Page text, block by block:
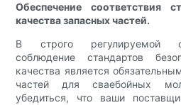
Обеспечение соответствия
качества запасных частей.
В строго регулируемой
соблюдение стандартов
качества является
частей для сваебойных
убедиться, что ваши